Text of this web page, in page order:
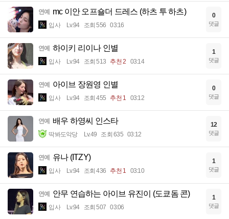
연예 mc 이안 오프숄더 드레스 (하츠 투 하츠)
입사 Lv.94 조회 556 03:16
0
댓글
연예 하이키 리이나 인별
입사 Lv.94 조회 513 추천 2 03:14
1
댓글
연예 아이브 장원영 인별
입사 Lv.94 조회 455 추천 1 03:12
0
댓글
연예 배우 하영씨 인스타
딱봐도악당 Lv.49 조회 635 03:12
12
댓글
연예 유나 (ITZY)
입사 Lv.94 조회 436 추천 1 03:10
1
댓글
연예 안무 연습하는 아이브 유진이 (도쿄돔 콘)
입사 Lv.94 조회 507 03:06
1
댓글